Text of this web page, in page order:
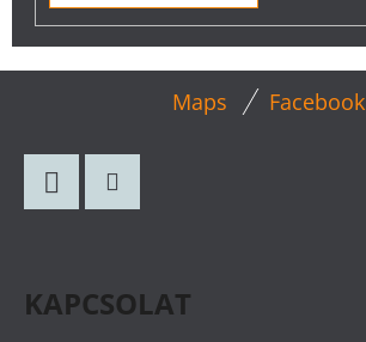
Maps Facebook
KAPCSOLAT